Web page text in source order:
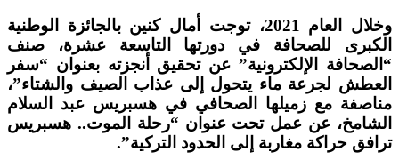
وخلال العام 2021، توجت أمال كنين بالجائزة الوطنية
الكبرى للصحافة في دورتها التاسعة عشرة، صنف
“الصحافة الإلكترونية” عن تحقيق أنجزته بعنوان “سفر
العطش لجرعة ماء يتحول إلى عذاب الصيف والشتاء”،
مناصفة مع زميلها الصحافي في هسبريس عبد السلام
الشامخ، عن عمل تحت عنوان “رحلة الموت.. هسبريس
ترافق حراكة مغاربة إلى الحدود التركية”.